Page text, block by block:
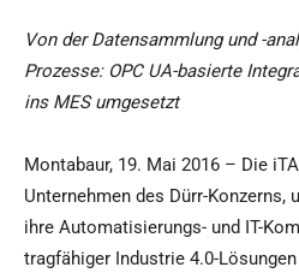
Von der Datensammlung und -
Prozesse: OPC UA-basierte
ins MES umgesetzt
Montabaur, 19. Mai 2016 – Die
Unternehmen des Dürr-Konzerns,
ihre Automatisierungs- und IT-
tragfähiger Industrie 4.0-